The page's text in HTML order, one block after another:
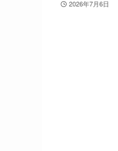
2026年7月6日